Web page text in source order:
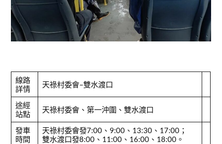
線路
詳情
天祿村委會–雙水渡口
途經
站點
天祿村委會、第一沖圍、雙水渡口
發車
時間
天祿村委會發7:00、9:00、13:30、17:00；
雙水渡口發8:00、11:00、16:00、18:00。